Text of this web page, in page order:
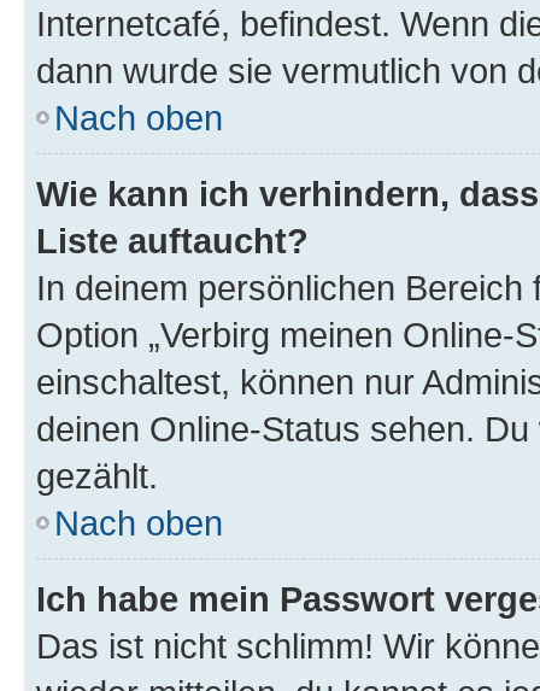
Internetcafé, befindest. Wenn
dann wurde sie vermutlich von
Nach oben
Wie kann ich verhindern,
Liste auftaucht?
In deinem persönlichen
Option „Verbirg meinen Online-
einschaltest, können nur
deinen Online-Status sehen.
gezählt.
Nach oben
Ich habe mein Passwort
Das ist nicht schlimm! Wir